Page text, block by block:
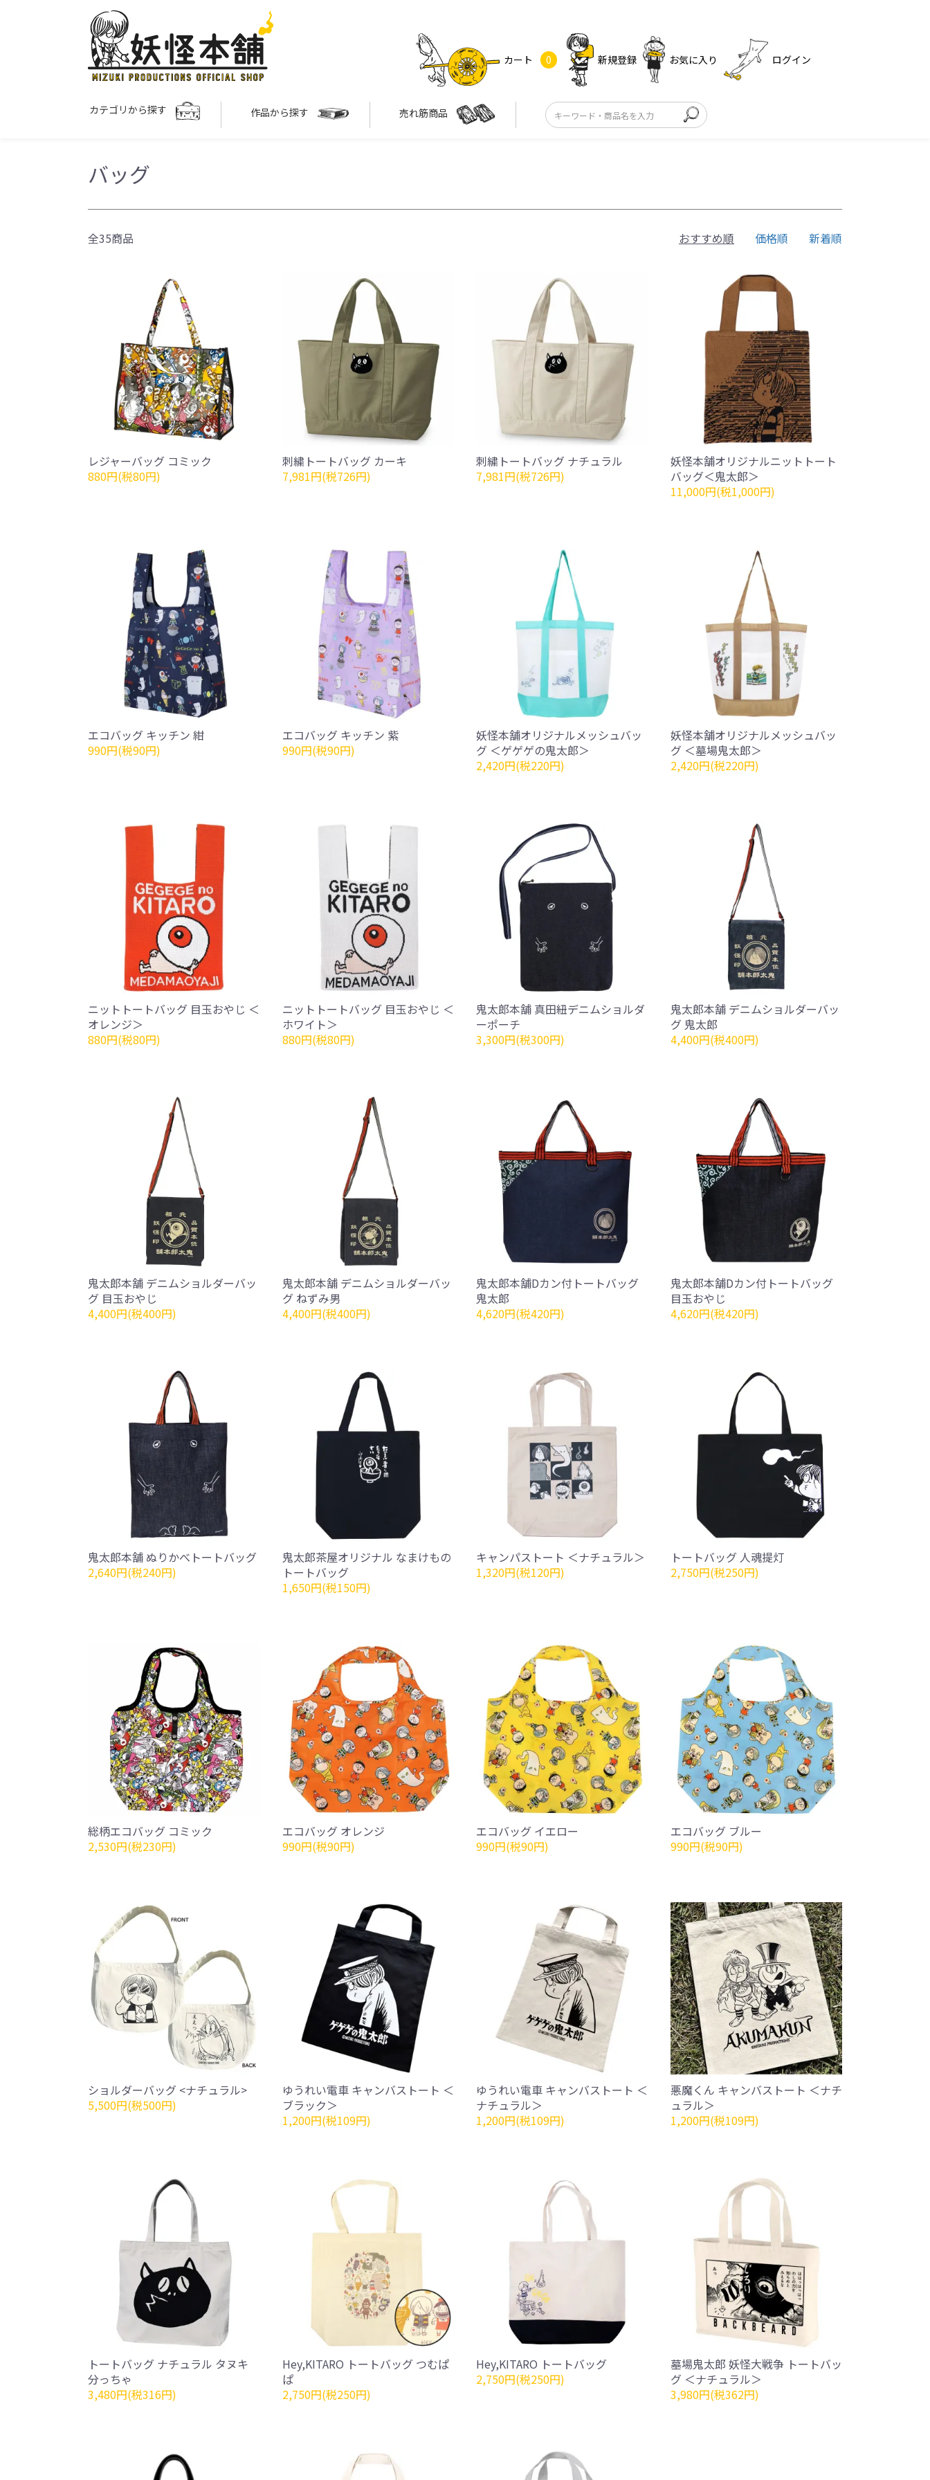
カート 0 新規登録 お気に入り ログイン
カテゴリから探す 作品から探す 売れ筋商品
バッグ
全35商品 おすすめ順 価格順 新着順
レジャーバッグ コミック
880円(税80円)
刺繍トートバッグ カーキ
7,981円(税726円)
刺繍トートバッグ ナチュラル
7,981円(税726円)
妖怪本舗オリジナルニットトート
バッグ＜鬼太郎＞
11,000円(税1,000円)
エコバッグ キッチン 紺
990円(税90円)
エコバッグ キッチン 紫
990円(税90円)
妖怪本舗オリジナルメッシュバッ
グ ＜ゲゲゲの鬼太郎＞
2,420円(税220円)
妖怪本舗オリジナルメッシュバッ
グ ＜墓場鬼太郎＞
2,420円(税220円)
ニットトートバッグ 目玉おやじ ＜
オレンジ＞
880円(税80円)
ニットトートバッグ 目玉おやじ ＜
ホワイト＞
880円(税80円)
鬼太郎本舗 真田紐デニムショルダ
ーポーチ
3,300円(税300円)
鬼太郎本舗 デニムショルダーバッ
グ 鬼太郎
4,400円(税400円)
鬼太郎本舗 デニムショルダーバッ
グ 目玉おやじ
4,400円(税400円)
鬼太郎本舗 デニムショルダーバッ
グ ねずみ男
4,400円(税400円)
鬼太郎本舗Dカン付トートバッグ
鬼太郎
4,620円(税420円)
鬼太郎本舗Dカン付トートバッグ
目玉おやじ
4,620円(税420円)
鬼太郎本舗 ぬりかべトートバッグ
2,640円(税240円)
鬼太郎茶屋オリジナル なまけもの
トートバッグ
1,650円(税150円)
キャンパストート ＜ナチュラル＞
1,320円(税120円)
トートバッグ 人魂提灯
2,750円(税250円)
総柄エコバッグ コミック
2,530円(税230円)
エコバッグ オレンジ
990円(税90円)
エコバッグ イエロー
990円(税90円)
エコバッグ ブルー
990円(税90円)
ショルダーバッグ <ナチュラル>
5,500円(税500円)
ゆうれい電車 キャンバストート ＜
ブラック＞
1,200円(税109円)
ゆうれい電車 キャンバストート ＜
ナチュラル＞
1,200円(税109円)
悪魔くん キャンバストート ＜ナチ
ュラル＞
1,200円(税109円)
トートバッグ ナチュラル タヌキ
分っちゃ
3,480円(税316円)
Hey,KITARO トートバッグ つむぱ
ぱ
2,750円(税250円)
Hey,KITARO トートバッグ
2,750円(税250円)
墓場鬼太郎 妖怪大戦争 トートバッ
グ ＜ナチュラル＞
3,980円(税362円)